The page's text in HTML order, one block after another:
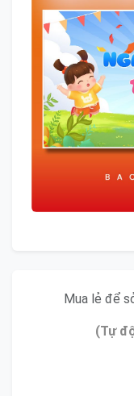
Mua lẻ để
(Tự